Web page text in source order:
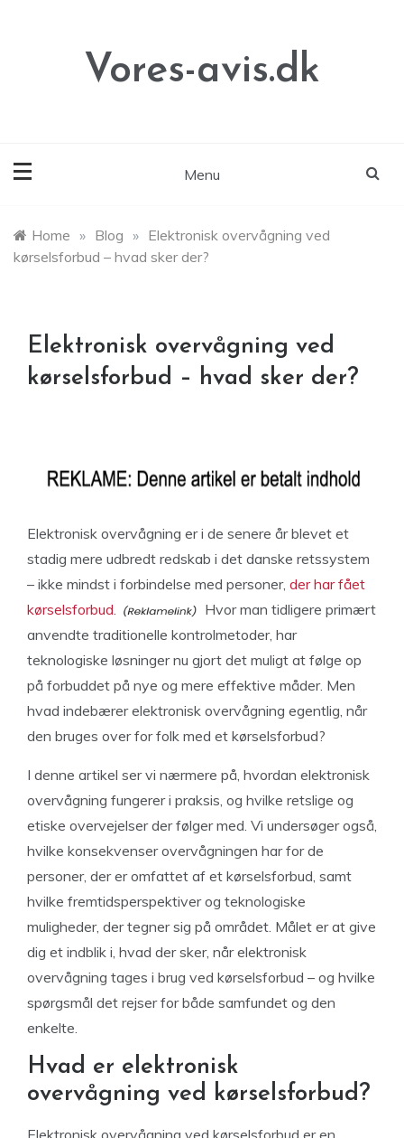
Vores-avis.dk
Menu
Home » Blog » Elektronisk overvågning ved
kørselsforbud – hvad sker der?
Elektronisk overvågning ved
kørselsforbud – hvad sker der?
Elektronisk overvågning er i de senere år blevet et
stadig mere udbredt redskab i det danske retssystem
– ikke mindst i forbindelse med personer, der har fået
kørselsforbud.
Hvor man tidligere primært
anvendte traditionelle kontrolmetoder, har
teknologiske løsninger nu gjort det muligt at følge op
på forbuddet på nye og mere effektive måder. Men
hvad indebærer elektronisk overvågning egentlig, når
den bruges over for folk med et kørselsforbud?
I denne artikel ser vi nærmere på, hvordan elektronisk
overvågning fungerer i praksis, og hvilke retslige og
etiske overvejelser der følger med. Vi undersøger også,
hvilke konsekvenser overvågningen har for de
personer, der er omfattet af et kørselsforbud, samt
hvilke fremtidsperspektiver og teknologiske
muligheder, der tegner sig på området. Målet er at give
dig et indblik i, hvad der sker, når elektronisk
overvågning tages i brug ved kørselsforbud – og hvilke
spørgsmål det rejser for både samfundet og den
enkelte.
Hvad er elektronisk
overvågning ved kørselsforbud?
Elektronisk overvågning ved kørselsforbud er en